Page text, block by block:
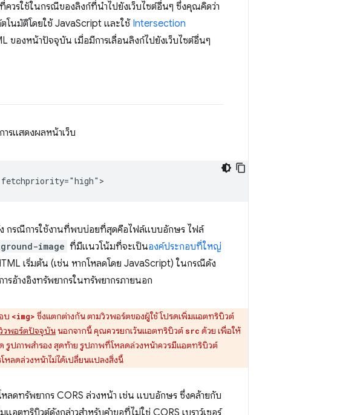
ควรใช้ในกรณีของลิงก์ที่นำไปยังเว็บไซต์อื่นๆ ซึ่งคุณคิดว่า
โนมัติโดยใช้ JavaScript และใช้ Intersection
ของหน้าปัจจุบัน เมื่อมีการเลื่อนลิงก์ไปยังเว็บไซต์อื่นๆ
ารแสดงผลหน้าเว็บ
กรณีการใช้งานที่พบบ่อยที่สุดคือไฟล์แบบอักษร ไฟล์
image ที่มีแนวโน้มที่จะเป็นองค์ประกอบที่ใหญ่
เริ่มต้น (เช่น หากโหลดโดย JavaScript) ในกรณีดัง
รอ้างอิงทรัพยากรในทรัพยากรภายนอก
บ <img> ซึ่งแตกต่างกัน ตามวิวพอร์ตของผู้ใช้ โปรดเพิ่มแอตทริบิวต์
วพอร์ตปัจจุบันนอกจากนี้ คุณควรยกเว้นแอตทริบิวต์ src ด้วย เพื่อให้
รูปภาพสำรอง สุดท้าย รูปภาพที่โหลดล่วงหน้าควรมีแอตทริบิวต์
หลดล่วงหน้าไม่ได้เปลี่ยนแปลงสิ่งนี้
ลดทรัพยากร CORS ล่วงหน้า เช่น แบบอักษร ซึ่งคล้ายกับ